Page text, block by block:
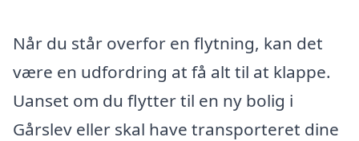
Når du står overfor en flytning, kan det
være en udfordring at få alt til at klappe.
Uanset om du flytter til en ny bolig i
Gårslev eller skal have transporteret dine